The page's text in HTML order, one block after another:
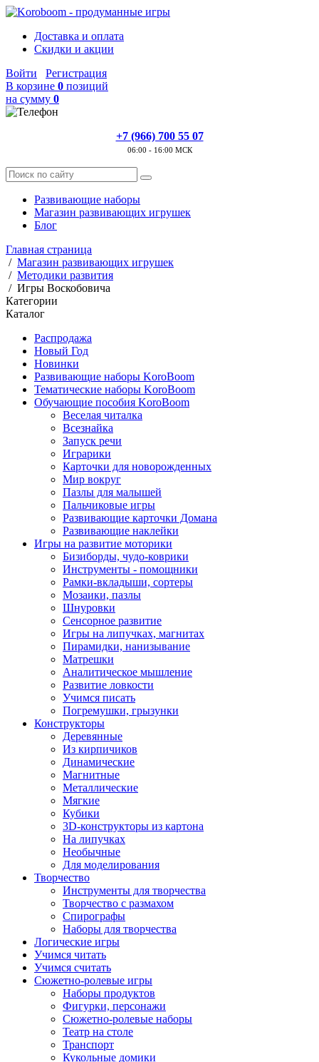
Доставка и оплата
Скидки и акции
Войти
Регистрация
В корзине 0 позиций
на сумму 0
+7 (966) 700 55 07
06:00 - 16:00 МСК
Развивающие наборы
Магазин развивающих игрушек
Блог
Главная страница
/ Магазин развивающих игрушек
/ Методики развития
/ Игры Воскобовича
Категории
Каталог
Распродажа
Новый Год
Новинки
Развивающие наборы KoroBoom
Тематические наборы KoroBoom
Обучающие пособия KoroBoom
Веселая читалка
Всезнайка
Запуск речи
Играрики
Карточки для новорожденных
Мир вокруг
Пазлы для малышей
Пальчиковые игры
Развивающие карточки Домана
Развивающие наклейки
Игры на развитие моторики
Бизиборды, чудо-коврики
Инструменты - помощники
Рамки-вкладыши, сортеры
Мозаики, пазлы
Шнуровки
Сенсорное развитие
Игры на липучках, магнитах
Пирамидки, нанизывание
Матрешки
Аналитическое мышление
Развитие ловкости
Учимся писать
Погремушки, грызунки
Конструкторы
Деревянные
Из кирпичиков
Динамические
Магнитные
Металлические
Мягкие
Кубики
3D-конструкторы из картона
На липучках
Необычные
Для моделирования
Творчество
Инструменты для творчества
Творчество с размахом
Спирографы
Наборы для творчества
Логические игры
Учимся читать
Учимся считать
Сюжетно-ролевые игры
Наборы продуктов
Фигурки, персонажи
Сюжетно-ролевые наборы
Театр на столе
Транспорт
Кукольные домики